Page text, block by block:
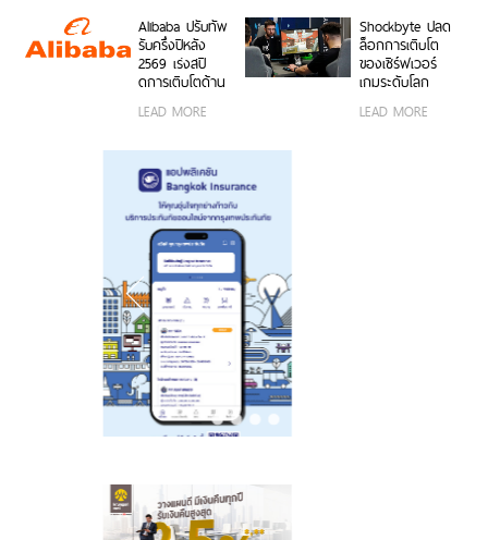
สมนาคุณสุดคุ้ม
ค่า!
งานได้ทั้งบนสมา
ร์ตโฟน OPPO
และระบบ iOS ใน
ราคา 2,999 บาท
สวยทั้งภาพและ
วิดีโอ พร้อม
ดีไซน์ดวงดาว 3
มิติ ครั้งแรกใน
Alibaba ปรับทัพ
รับครึ่งปีหลัง
2569 เร่งสปี
ดการเติบโตด้าน
ขององค์กร
และการขยาย
โครงสร้างพื้นฐาน
ทั่วโลก
LEAD MORE
Shockbyte ปลด
ล็อกการเติบโต
ของเซิร์ฟเวอร์
เกมระดับโลก
เซิร์ฟเวอร์
LEAD MORE